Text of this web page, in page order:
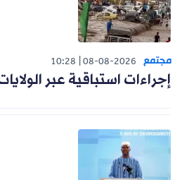
مجتمع 08-08-2026
10:28
إجراءات استباقية عبر